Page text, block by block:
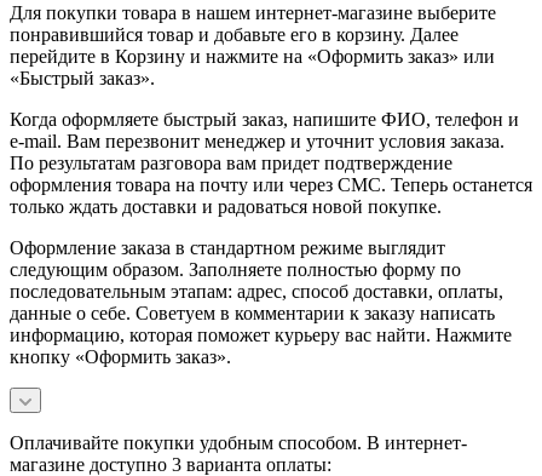
Для покупки товара в нашем интернет-магазине выберите
понравившийся товар и добавьте его в корзину. Далее
перейдите в Корзину и нажмите на «Оформить заказ» или
«Быстрый заказ».
Когда оформляете быстрый заказ, напишите ФИО, телефон и
e-mail. Вам перезвонит менеджер и уточнит условия заказа.
По результатам разговора вам придет подтверждение
оформления товара на почту или через СМС. Теперь останется
только ждать доставки и радоваться новой покупке.
Оформление заказа в стандартном режиме выглядит
следующим образом. Заполняете полностью форму по
последовательным этапам: адрес, способ доставки, оплаты,
данные о себе. Советуем в комментарии к заказу написать
информацию, которая поможет курьеру вас найти. Нажмите
кнопку «Оформить заказ».
Оплачивайте покупки удобным способом. В интернет-
магазине доступно 3 варианта оплаты: